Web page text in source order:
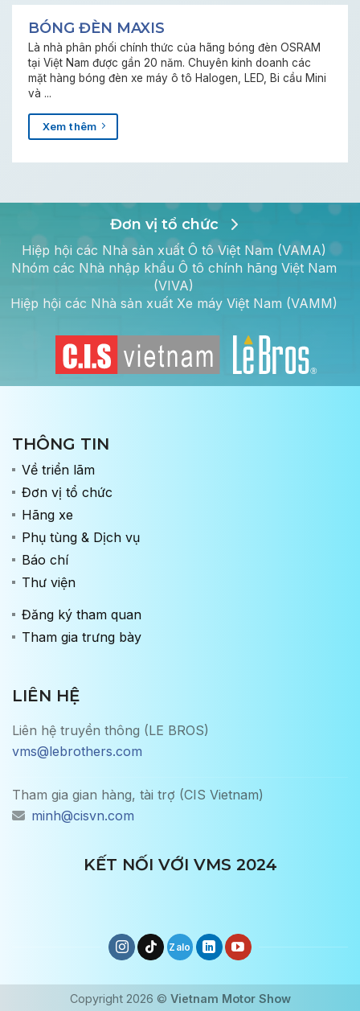
BÓNG ĐÈN MAXIS
Là nhà phân phối chính thức của hãng bóng đèn OSRAM
tại Việt Nam được gần 20 năm. Chuyên kinh doanh các
mặt hàng bóng đèn xe máy ô tô Halogen, LED, Bi cầu Mini
và ...
Xem thêm
Đơn vị tổ chức
Hiệp hội các Nhà sản xuất Ô tô Việt Nam (VAMA)
Nhóm các Nhà nhập khẩu Ô tô chính hãng Việt Nam
(VIVA)
Hiệp hội các Nhà sản xuất Xe máy Việt Nam (VAMM)
THÔNG TIN
Về triển lãm
Đơn vị tổ chức
Hãng xe
Phụ tùng & Dịch vụ
Báo chí
Thư viện
Đăng ký tham quan
Tham gia trưng bày
LIÊN HỆ
Liên hệ truyền thông (LE BROS)
vms@lebrothers.com
Tham gia gian hàng, tài trợ (CIS Vietnam)
minh@cisvn.com
KẾT NỐI VỚI VMS 2024
Copyright 2026 © Vietnam Motor Show